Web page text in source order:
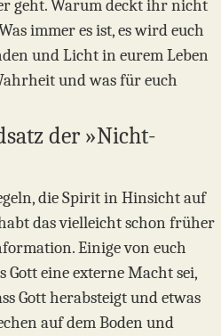
geht. Warum deckt ihr nicht
immer es ist, es wird euch
und Licht in eurem Leben
und was für euch
der »Nicht-
die Spirit in Hinsicht auf
das vielleicht schon früher
Einige von euch
Gott eine externe Macht sei,
Gott herabsteigt und etwas
auf dem Boden und